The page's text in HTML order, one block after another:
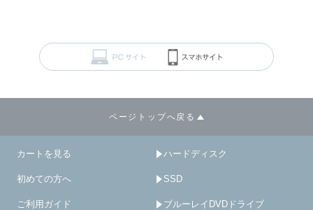
ページトップへ戻る
カートを見る
初めての方へ
ご利用ガイド
ハードディスク
SSD
ブルーレイDVDドライブ